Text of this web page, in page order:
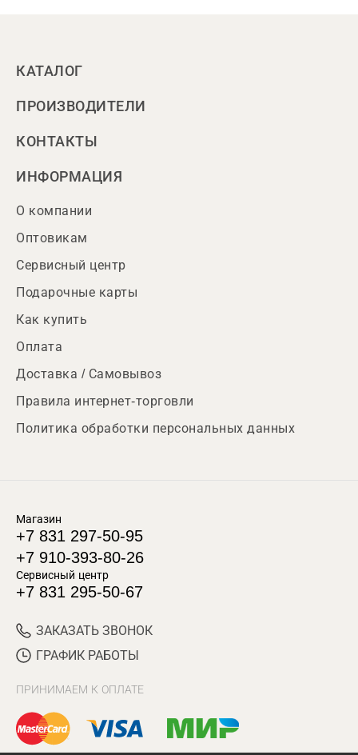
КАТАЛОГ
ПРОИЗВОДИТЕЛИ
КОНТАКТЫ
ИНФОРМАЦИЯ
О компании
Оптовикам
Сервисный центр
Подарочные карты
Как купить
Оплата
Доставка / Самовывоз
Правила интернет-торговли
Политика обработки персональных данных
Магазин
+7 831 297-50-95
+7 910-393-80-26
Сервисный центр
+7 831 295-50-67
ЗАКАЗАТЬ ЗВОНОК
ГРАФИК РАБОТЫ
ПРИНИМАЕМ К ОПЛАТЕ